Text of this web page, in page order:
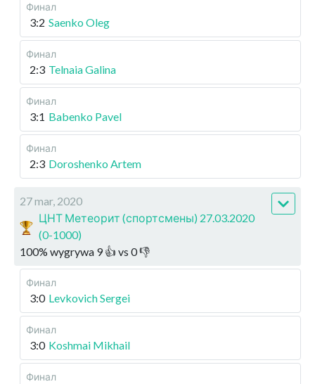
Финал
3:2 Saenko Oleg
Финал
2:3 Telnaia Galina
Финал
3:1 Babenko Pavel
Финал
2:3 Doroshenko Artem
27 mar, 2020
ЦНТ Метеорит (спортсмены) 27.03.2020
(0-1000)
100% wygrywa 9👍 vs 0👎
Финал
3:0 Levkovich Sergei
Финал
3:0 Koshmai Mikhail
Финал